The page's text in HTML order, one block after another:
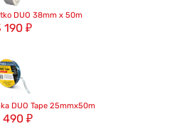
DUO 38mm x 50m
190 ₽
DUO Tape 25mmx50m
490 ₽